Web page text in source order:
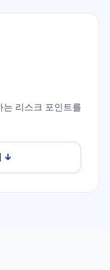
리스크 포인트를
↓